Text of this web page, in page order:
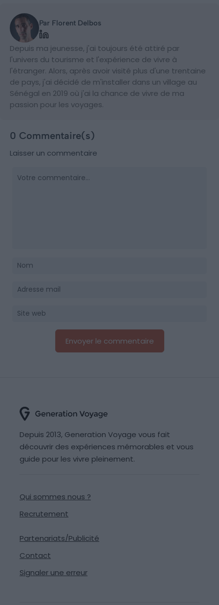
Par Florent Delbos
Depuis ma jeunesse, j'ai toujours été attiré par
l'univers du tourisme et l'expérience de vivre à
l'étranger. Alors, après avoir visité plus d'une trentaine
de pays, j'ai décidé de m'installer dans un village au
Sénégal en 2019 où j'ai la chance de vivre de ma
passion pour les voyages.
0 Commentaire(s)
Laisser un commentaire
Depuis 2013, Generation Voyage vous fait
découvrir des expériences mémorables et vous
guide pour les vivre pleinement.
Qui sommes nous ?
Recrutement
Partenariats/Publicité
Contact
Signaler une erreur